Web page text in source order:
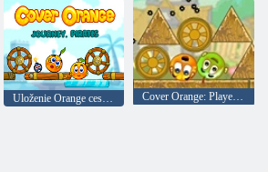
Uloženie Orange cesta. piráti Cover Orange: Players Pack 1